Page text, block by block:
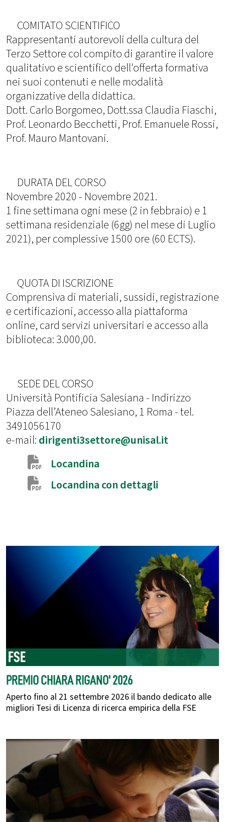
COMITATO SCIENTIFICO
Rappresentanti autorevoli della cultura del
Terzo Settore col compito di garantire il valore
qualitativo e scientifico dell'offerta formativa
nei suoi contenuti e nelle modalità
organizzative della didattica.
Dott. Carlo Borgomeo, Dott.ssa Claudia Fiaschi,
Prof. Leonardo Becchetti, Prof. Emanuele Rossi,
Prof. Mauro Mantovani.
DURATA DEL CORSO
Novembre 2020 - Novembre 2021.
1 fine settimana ogni mese (2 in febbraio) e 1
settimana residenziale (6gg) nel mese di Luglio
2021), per complessive 1500 ore (60 ECTS).
QUOTA DI ISCRIZIONE
Comprensiva di materiali, sussidi, registrazione
e certificazioni, accesso alla piattaforma
online, card servizi universitari e accesso alla
biblioteca: 3.000,00.
SEDE DEL CORSO
Università Pontificia Salesiana - Indirizzo
Piazza dell’Ateneo Salesiano, 1 Roma - tel.
3491056170
e-mail:dirigenti3settore@unisal.it
Locandina
Locandina con dettagli
FSE
PREMIO CHIARA RIGANO' 2026
Aperto fino al 21 settembre 2026 il bando dedicato alle
migliori Tesi di Licenza di ricerca empirica della FSE